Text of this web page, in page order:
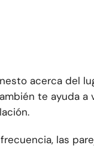
acerca del
te ayuda a
las